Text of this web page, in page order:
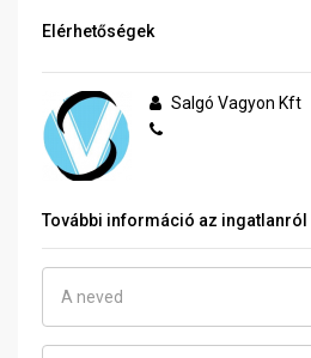
Elérhetőségek
Salgó Vagyon Kft
További információ az ingatlanról